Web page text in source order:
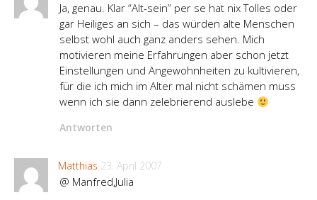
Ja, genau. Klar “Alt-sein” per se hat nix Tolles oder
gar Heiliges an sich – das würden alte Menschen
selbst wohl auch ganz anders sehen. Mich
motivieren meine Erfahrungen aber schon jetzt
Einstellungen und Angewohnheiten zu kultivieren,
für die ich mich im Alter mal nicht schämen muss
wenn ich sie dann zelebrierend auslebe
Antworten
Matthias 23. April 2007
@ Manfred,Julia